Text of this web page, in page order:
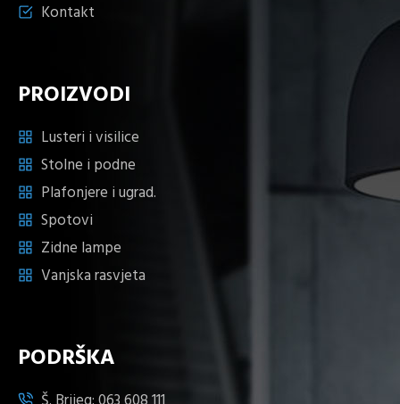
Kontakt
PROIZVODI
Lusteri i visilice
Stolne i podne
Plafonjere i ugrad.
Spotovi
Zidne lampe
Vanjska rasvjeta
PODRŠKA